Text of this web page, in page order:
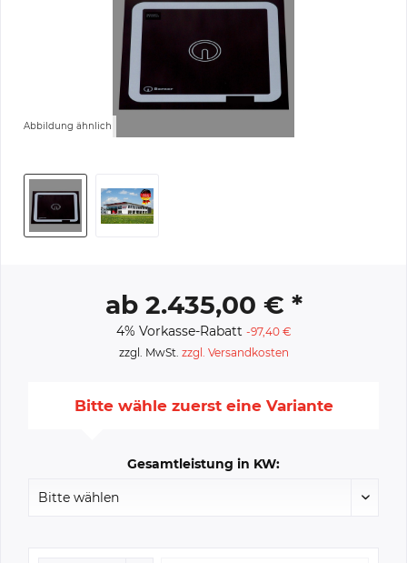
Abbildung ähnlich
ab 2.435,00 € *
4% Vorkasse-Rabatt -97,40 €
zzgl. MwSt. zzgl. Versandkosten
Bitte wähle zuerst eine Variante
Gesamtleistung in KW: